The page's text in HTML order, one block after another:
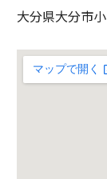
大分県大分市